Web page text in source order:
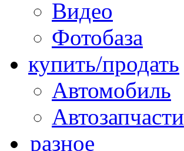
Видео
Фотобаза
купить/продать
Автомобиль
Автозапчасти
разное